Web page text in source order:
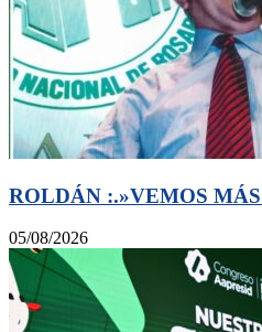
ROLDÁN :.»VEMOS
05/08/2026